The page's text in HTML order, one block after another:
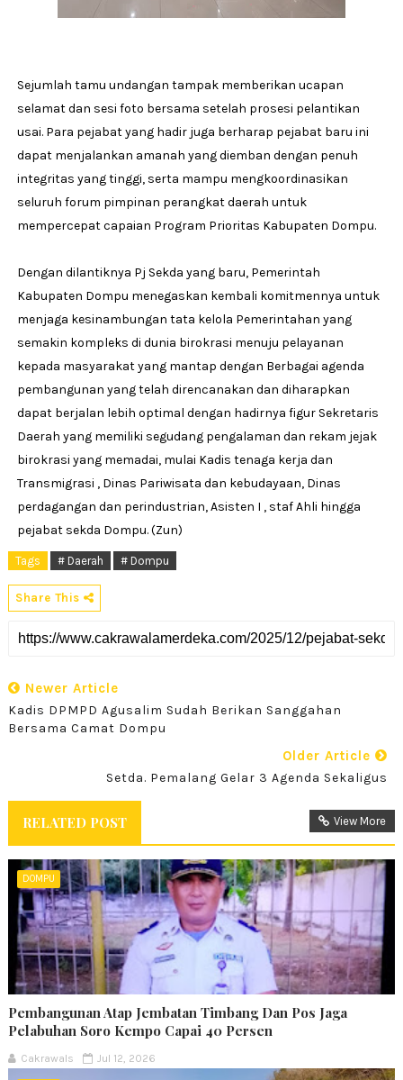
Sejumlah tamu undangan tampak memberikan ucapan
selamat dan sesi foto bersama setelah prosesi pelantikan
usai. Para pejabat yang hadir juga berharap pejabat baru ini
dapat menjalankan amanah yang diemban dengan penuh
integritas yang tinggi, serta mampu mengkoordinasikan
seluruh forum pimpinan perangkat daerah untuk
mempercepat capaian Program Prioritas Kabupaten Dompu.
Dengan dilantiknya Pj Sekda yang baru, Pemerintah
Kabupaten Dompu menegaskan kembali komitmennya untuk
menjaga kesinambungan tata kelola Pemerintahan yang
semakin kompleks di dunia birokrasi menuju pelayanan
kepada masyarakat yang mantap dengan Berbagai agenda
pembangunan yang telah direncanakan dan diharapkan
dapat berjalan lebih optimal dengan hadirnya figur Sekretaris
Daerah yang memiliki segudang pengalaman dan rekam jejak
birokrasi yang memadai, mulai Kadis tenaga kerja dan
Transmigrasi , Dinas Pariwisata dan kebudayaan, Dinas
perdagangan dan perindustrian, Asisten I , staf Ahli hingga
pejabat sekda Dompu. (Zun)
Tags # Daerah # Dompu
Share This
Newer Article
‎Kadis DPMPD Agusalim Sudah Berikan Sanggahan
Bersama Camat Dompu
Older Article
Setda. Pemalang Gelar 3 Agenda Sekaligus
RELATED POST View More
DOMPU
Pembangunan Atap Jembatan Timbang Dan Pos Jaga
Pelabuhan Soro Kempo Capai 40 Persen
Cakrawals Jul 12, 2026